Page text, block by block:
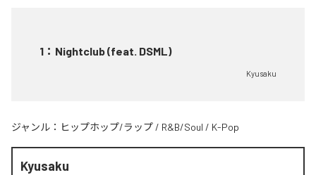
1 ： Nightclub (feat. DSML)
Kyusaku
ジャンル： ヒップホップ/ラップ / R&B/Soul / K-Pop
Kyusaku